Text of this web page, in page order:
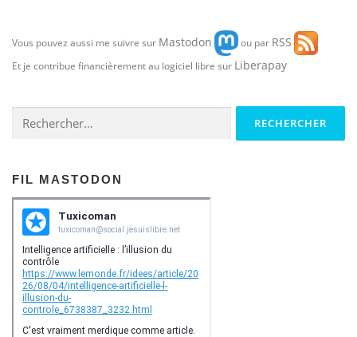
Vous pouvez aussi me suivre sur Mastodon ou par RSS
Et je contribue financièrement au logiciel libre sur Liberapay
FIL MASTODON